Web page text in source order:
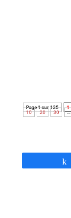
Page 1 sur 125 1
10
20 30 …